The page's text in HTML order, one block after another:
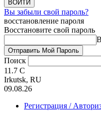
Вы забыли свой пароль?
восстановление пароля
Восстановите свой пароль
Поиск
11.7 C
Irkutsk, RU
09.08.26
Регистрация /